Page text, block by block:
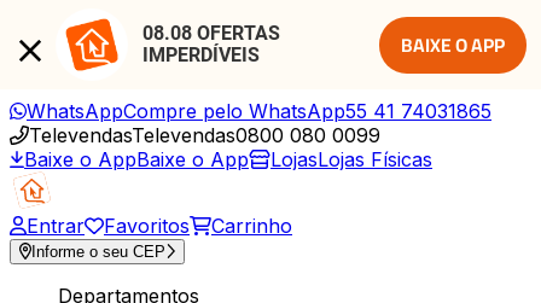
08.08 OFERTAS
IMPERDÍVEIS
BAIXE O APP
WhatsAppCompre pelo WhatsApp55 41 74031865
TelevendasTelevendas0800 080 0099
Baixe o AppBaixe o App LojasLojas Físicas
Entrar Favoritos Carrinho
Informe o seu CEP
Departamentos